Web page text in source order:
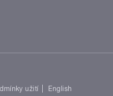
užití English